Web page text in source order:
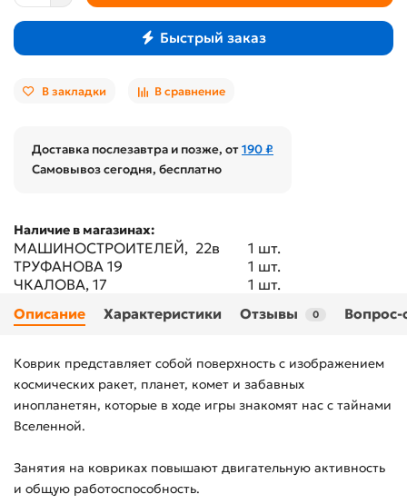
Быстрый заказ
В закладки В сравнение
Доставка послезавтра и позже, от190 ₽
Самовывоз сегодня, бесплатно
Наличие в магазинах:
МАШИНОСТРОИТЕЛЕЙ, 22в
1 шт.
ТРУФАНОВА 19
1 шт.
ЧКАЛОВА, 17
1 шт.
Описание Характеристики Отзывы 0 Вопрос-
Коврик представляет собой поверхность с изображением
космических ракет, планет, комет и забавных
инопланетян, которые в ходе игры знакомят нас с тайнами
Вселенной.
Занятия на ковриках повышают двигательную активность
и общую работоспособность.